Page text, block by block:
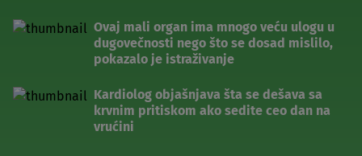
Ovaj mali organ ima mnogo veću ulogu u
dugovečnosti nego što se dosad mislilo,
pokazalo je istraživanje
Kardiolog objašnjava šta se dešava sa
krvnim pritiskom ako sedite ceo dan na
vrućini